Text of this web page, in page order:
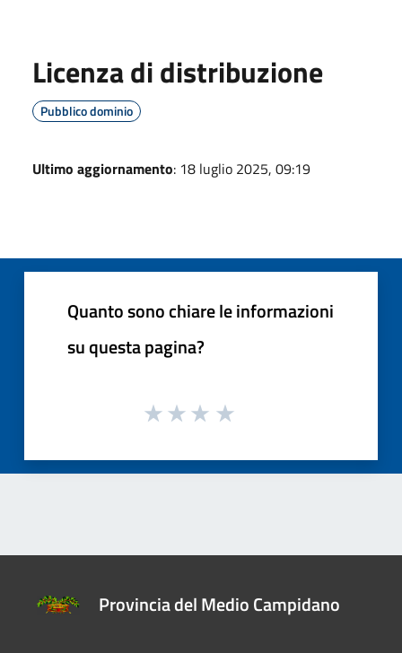
Licenza di distribuzione
Pubblico dominio
Ultimo aggiornamento: 18 luglio 2025, 09:19
Quanto sono chiare le informazioni
su questa pagina?
Provincia del Medio Campidano